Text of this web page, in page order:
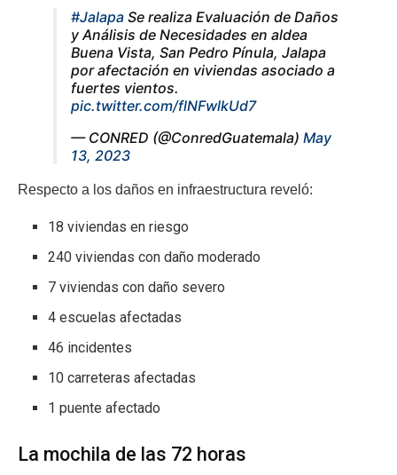
#Jalapa Se realiza Evaluación de Daños
y Análisis de Necesidades en aldea
Buena Vista, San Pedro Pínula, Jalapa
por afectación en viviendas asociado a
fuertes vientos.
pic.twitter.com/flNFwlkUd7
— CONRED (@ConredGuatemala) May
13, 2023
Respecto a los daños en infraestructura reveló:
18 viviendas en riesgo
240 viviendas con daño moderado
7 viviendas con daño severo
4 escuelas afectadas
46 incidentes
10 carreteras afectadas
1 puente afectado
La mochila de las 72 horas